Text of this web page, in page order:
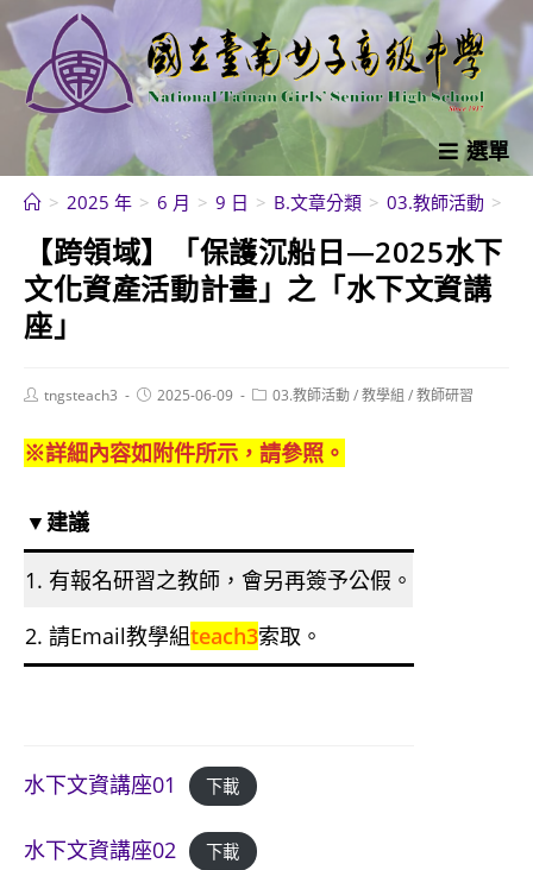
跳
轉
至
內
選單
> 2025 年 > 6 月 > 9 日 > B.文章分類 > 03.教師活動 >
【跨領域】「保護沉船日—2025水下
文化資產活動計畫」之「水下文資講
座」
Posttngsteach3
Post2025-06-09
Post03.教師活動/教學組 /教師研習
※詳細內容如附件所示，請參照。
▼建議
1. 有報名研習之教師，會另再簽予公假。
2. 請Email教學組teach3索取。
水下文資講座01 下載
水下文資講座02 下載